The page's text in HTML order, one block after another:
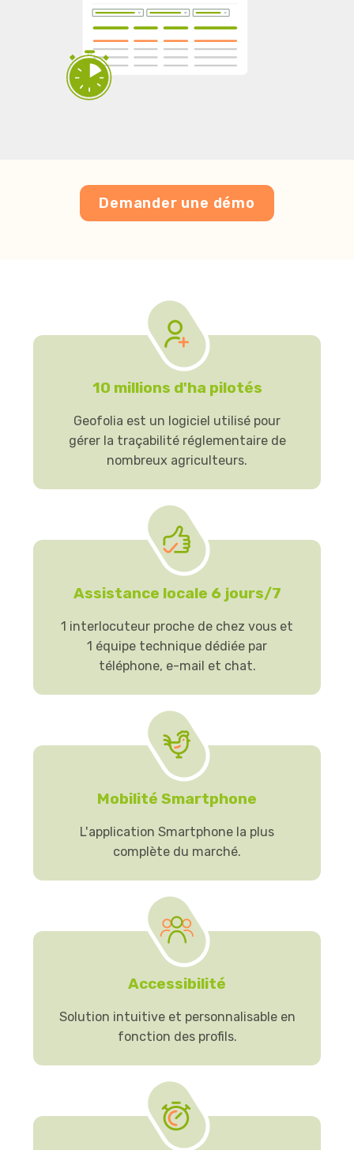
Demander une démo
10 millions d'ha pilotés
Geofolia est un logiciel utilisé pour
gérer la traçabilité réglementaire de
nombreux agriculteurs.
Assistance locale 6 jours/7
1 interlocuteur proche de chez vous et
1 équipe technique dédiée par
téléphone, e-mail et chat.
Mobilité Smartphone
L'application Smartphone la plus
complète du marché.
Accessibilité
Solution intuitive et personnalisable en
fonction des profils.